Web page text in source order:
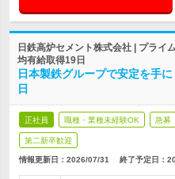
日鉄高炉セメント株式会社 | プライ
均有給取得19日
日本製鉄グループで安定を手
日
正社員 職種・業種未経験OK 急募
第二新卒歓迎
情報更新日：2026/07/31 終了予定日：